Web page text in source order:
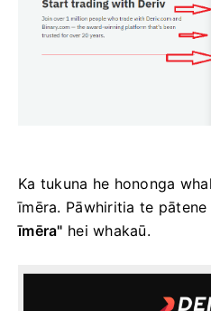
Ka tukuna he hononga
īmēra. Pāwhiritia te pātene
īmēra" hei whakaū.